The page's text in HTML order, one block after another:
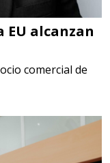
EU alcanzan
comercial de